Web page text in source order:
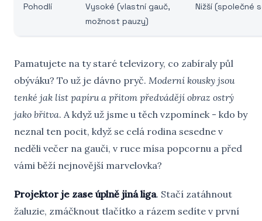
Pohodlí
Vysoké (vlastní gauč,
možnost pauzy)
Nižší (společné
Pamatujete na ty staré televizory, co zabíraly půl
obýváku? To už je dávno pryč. Moderní kousky jsou
tenké jak list papíru a přitom předvádějí obraz ostrý
jako břitva. A když už jsme u těch vzpomínek - kdo by
neznal ten pocit, když se celá rodina sesedne v
neděli večer na gauči, v ruce mísa popcornu a před
vámi běží nejnovější marvelovka?
Projektor je zase úplně jiná liga. Stačí zatáhnout
žaluzie, zmáčknout tlačítko a rázem sedíte v první